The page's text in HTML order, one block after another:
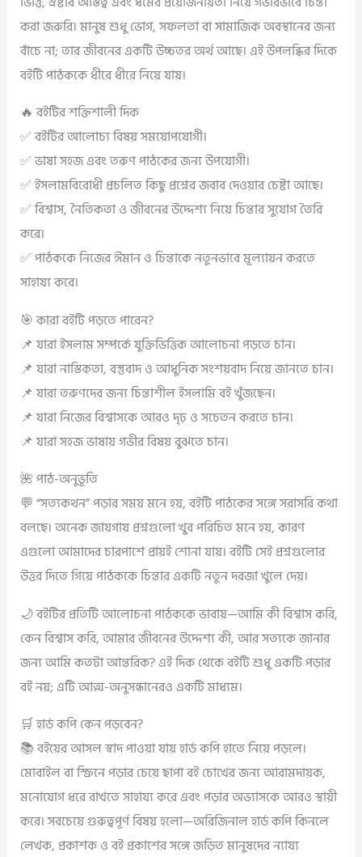
করা জরুরি। মানুষ শুধু ভোগ, সফলতা বা সামাজিক অবস্থানের জন্য
বাঁচে না; তার জীবনের একটি উচ্চতর অর্থ আছে। এই উপলব্ধির দিকে
বইটি পাঠককে ধীরে ধীরে নিয়ে যায়।
🔥 বইটির শক্তিশালী দিক
✅ বইটির আলোচ্য বিষয় সময়োপযোগী।
✅ ভাষা সহজ এবং তরুণ পাঠকের জন্য উপযোগী।
✅ ইসলামবিরোধী প্রচলিত কিছু প্রশ্নের জবাব দেওয়ার চেষ্টা আছে।
✅ বিশ্বাস, নৈতিকতা ও জীবনের উদ্দেশ্য নিয়ে চিন্তার সুযোগ তৈরি
করে।
✅ পাঠককে নিজের ঈমান ও চিন্তাকে নতুনভাবে মূল্যায়ন করতে
সাহায্য করে।
🎯 কারা বইটি পড়তে পারেন?
📌 যারা ইসলাম সম্পর্কে যুক্তিভিত্তিক আলোচনা পড়তে চান।
📌 যারা নাস্তিকতা, বস্তুবাদ ও আধুনিক সংশয়বাদ নিয়ে জানতে চান।
📌 যারা তরুণদের জন্য চিন্তাশীল ইসলামি বই খুঁজছেন।
📌 যারা নিজের বিশ্বাসকে আরও দৃঢ় ও সচেতন করতে চান।
📌 যারা সহজ ভাষায় গভীর বিষয় বুঝতে চান।
🌺 পাঠ-অনুভূতি
💬 “সত্যকথন” পড়ার সময় মনে হয়, বইটি পাঠকের সঙ্গে সরাসরি কথা
বলছে। অনেক জায়গায় প্রশ্নগুলো খুব পরিচিত মনে হয়, কারণ
এগুলো আমাদের চারপাশে প্রায়ই শোনা যায়। বইটি সেই প্রশ্নগুলোর
উত্তর দিতে গিয়ে পাঠককে চিন্তার একটি নতুন দরজা খুলে দেয়।
🌙 বইটির প্রতিটি আলোচনা পাঠককে ভাবায়—আমি কী বিশ্বাস করি,
কেন বিশ্বাস করি, আমার জীবনের উদ্দেশ্য কী, আর সত্যকে জানার
জন্য আমি কতটা আন্তরিক? এই দিক থেকে বইটি শুধু একটি পড়ার
বই নয়; এটি আত্ম-অনুসন্ধানেরও একটি মাধ্যম।
🛒 হার্ড কপি কেন পড়বেন?
📚 বইয়ের আসল স্বাদ পাওয়া যায় হার্ড কপি হাতে নিয়ে পড়লে।
মোবাইল বা স্ক্রিনে পড়ার চেয়ে ছাপা বই চোখের জন্য আরামদায়ক,
মনোযোগ ধরে রাখতে সাহায্য করে এবং পড়ার অভ্যাসকে আরও স্থায়ী
করে। সবচেয়ে গুরুত্বপূর্ণ বিষয় হলো—অরিজিনাল হার্ড কপি কিনলে
লেখক, প্রকাশক ও বই প্রকাশের সঙ্গে জড়িত মানুষদের ন্যায্য